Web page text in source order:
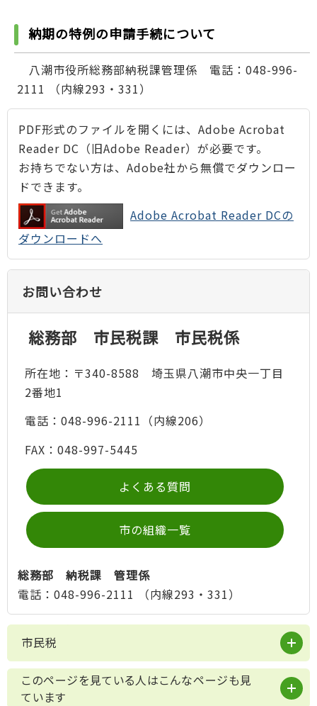
納期の特例の申請手続について
八潮市役所総務部納税課管理係 電話：048-996-
2111 （内線293・331）
PDF形式のファイルを開くには、Adobe Acrobat
Reader DC（旧Adobe Reader）が必要です。
お持ちでない方は、Adobe社から無償でダウンロー
ドできます。
Adobe Acrobat Reader DCの
ダウンロードへ
お問い合わせ
総務部 市民税課 市民税係
所在地：〒340-8588 埼玉県八潮市中央一丁目
2番地1
電話：048-996-2111（内線206）
FAX：048-997-5445
よくある質問
市の組織一覧
総務部 納税課 管理係
電話：048-996-2111 （内線293・331）
市民税
このページを見ている人はこんなページも見
ています